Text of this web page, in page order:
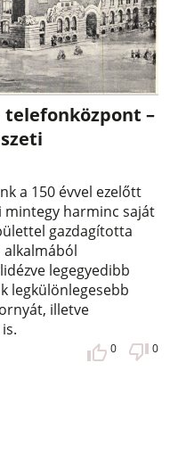
–
a 150 évvel ezelőtt
mintegy harminc saját
gazdagította
alkalmából
legegyedibb
legkülönlegesebb
illetve
0 0